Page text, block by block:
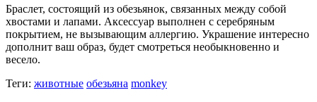
Браслет, состоящий из обезьянок, связанных между собой
хвостами и лапами. Аксессуар выполнен с серебряным
покрытием, не вызывающим аллергию. Украшение интересно
дополнит ваш образ, будет смотреться необыкновенно и
весело.
Теги: животные обезьяна monkey